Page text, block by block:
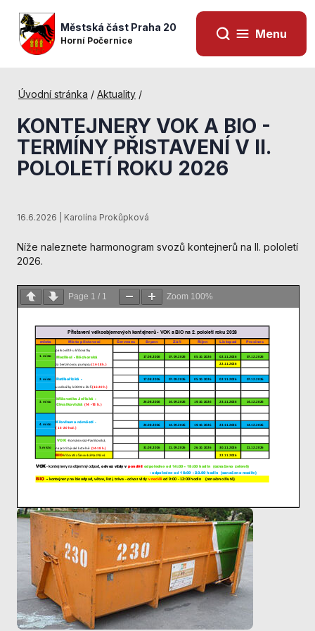
Městská část Praha 20
Horní Počernice Menu
Úvodní stránka / Aktuality /
KONTEJNERY VOK A BIO -
TERMÍNY PŘISTAVENÍ V II.
POLOLETÍ ROKU 2026
16.6.2026 | Karolína Prokůpková
Níže naleznete harmonogram svozů kontejnerů na II. pololetí
2026.
Page 1 / 1 Zoom 100%
Technické
cookies jsou
správné
fungování
webu a všech
funkcí, které
nabízí.
Nepožadujeme
Váš souhlas s
využitím
technických
cookies na
našem webu. Z
technické
cookies
nemohou být
individuálně
deaktivovány
nebo
aktivovány.